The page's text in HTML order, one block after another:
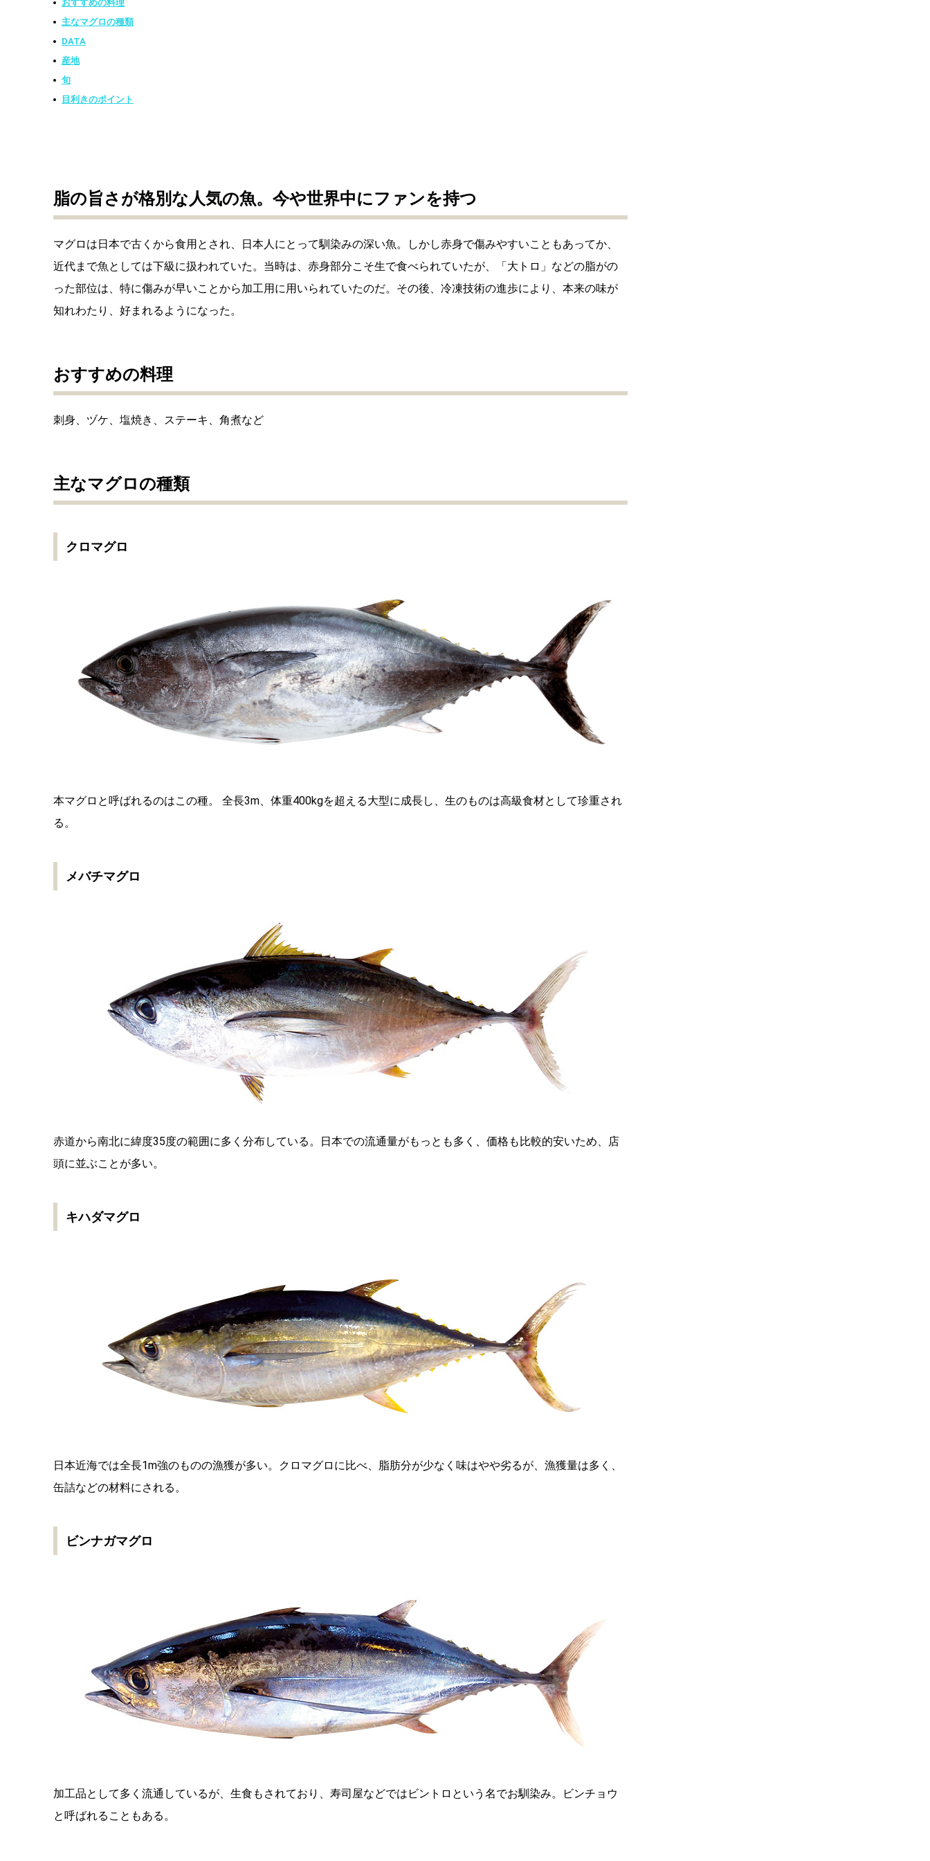
おすすめの料理
主なマグロの種類
DATA
産地
旬
目利きのポイント
脂の旨さが格別な人気の魚。今や世界中にファンを持つ
マグロは日本で古くから食用とされ、日本人にとって馴染みの深い魚。しかし赤身で傷みやすいこともあってか、
近代まで魚としては下級に扱われていた。当時は、赤身部分こそ生で食べられていたが、「大トロ」などの脂がの
った部位は、特に傷みが早いことから加工用に用いられていたのだ。その後、冷凍技術の進歩により、本来の味が
知れわたり、好まれるようになった。
おすすめの料理
刺身、ヅケ、塩焼き、ステーキ、角煮など
主なマグロの種類
クロマグロ
本マグロと呼ばれるのはこの種。 全長3m、体重400kgを超える大型に成長し、生のものは高級食材として珍重され
る。
メバチマグロ
赤道から南北に緯度35度の範囲に多く分布している。日本での流通量がもっとも多く、価格も比較的安いため、店
頭に並ぶことが多い。
キハダマグロ
日本近海では全長1m強のものの漁獲が多い。クロマグロに比べ、脂肪分が少なく味はやや劣るが、漁獲量は多く、
缶詰などの材料にされる。
ビンナガマグロ
加工品として多く流通しているが、生食もされており、寿司屋などではビントロという名でお馴染み。ビンチョウ
と呼ばれることもある。